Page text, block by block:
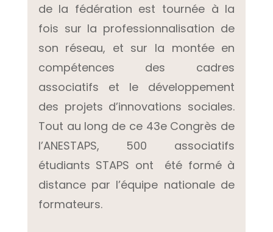
de la fédération est tournée à la
fois sur la professionnalisation de
son réseau, et sur la montée en
compétences des cadres
associatifs et le développement
des projets d’innovations sociales.
Tout au long de ce 43e Congrès de
l’ANESTAPS, 500 associatifs
étudiants STAPS ont été formé à
distance par l’équipe nationale de
formateurs.